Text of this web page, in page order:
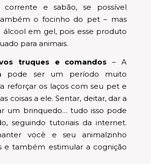
corrente e sabão, se possível
o focinho do pet – mas
álcool em gel, pois esse produto
para animais.
truques e comandos – A
pode ser um período muito
reforçar os laços com seu pet e
coisas a ele. Sentar, deitar, dar a
um brinquedo… tudo isso pode
seguindo tutoriais da internet.
você e seu animalzinho
e também estimular a cognição